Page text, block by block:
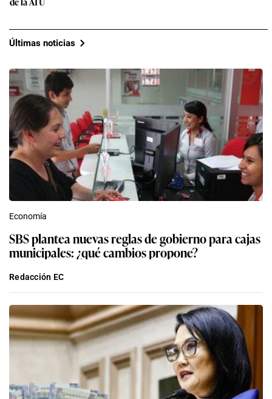
Últimas noticias
Economía
SBS plantea nuevas reglas de gobierno para cajas
municipales: ¿qué cambios propone?
Redacción EC